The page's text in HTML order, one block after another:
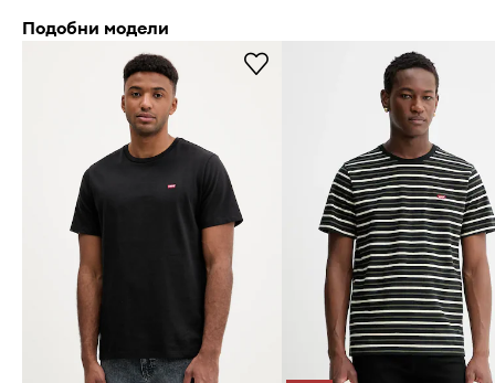
Подобни модели